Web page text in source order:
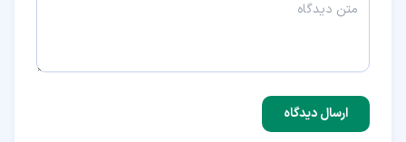
ارسال دیدگاه